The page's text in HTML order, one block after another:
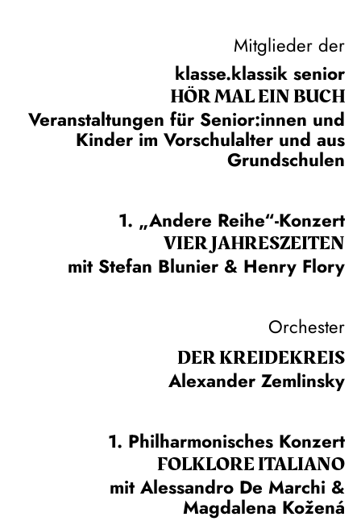
Mitglieder der
klasse.klassik senior
HÖR MAL EIN BUCH
Veranstaltungen für Senior:innen und
Kinder im Vorschulalter und aus
Grundschulen
1. „Andere Reihe“-Konzert
VIER JAHRESZEITEN
mit Stefan Blunier & Henry Flory
Orchester
DER KREIDE­KREIS
Alexander Zemlinsky
1. Philharmonisches Konzert
FOLKLORE ITALIANO
mit Alessandro De Marchi &
Magdalena Kožená